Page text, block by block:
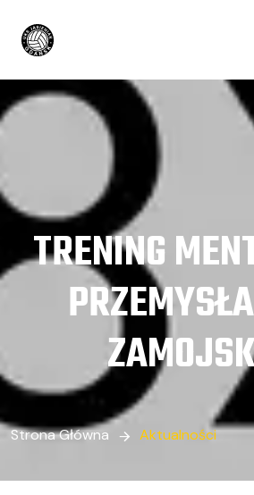
TRENING
Strona Główna Aktualności